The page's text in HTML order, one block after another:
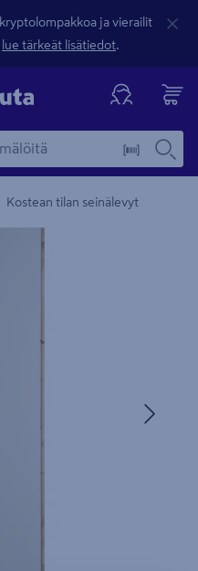
ja vierailit
lue tärkeät lisätiedot.
Kostean tilan seinälevyt
Tuotteen kuvaus -